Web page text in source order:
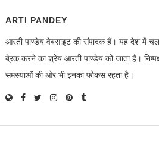
ARTI PANDEY
आरती पाण्डेय वेबसाइट की संपादक हैं। यह देश में
बे्रक करने का श्रेय आरती पाण्डेय को जाता है।
समस्याओं की ओर भी इनका फोकस रहता है।